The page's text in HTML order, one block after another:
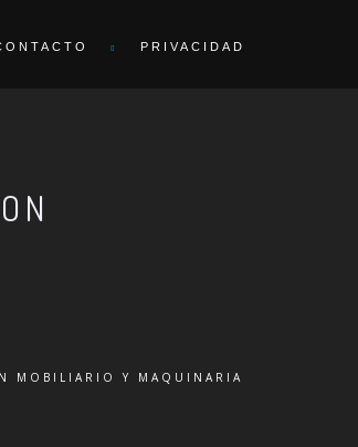
PRIVACIDAD
MOBILIARIO Y MAQUINARIA